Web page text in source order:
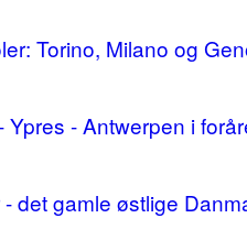
Torino, Milano og
Ypres - Antwerpen i
det gamle østlige